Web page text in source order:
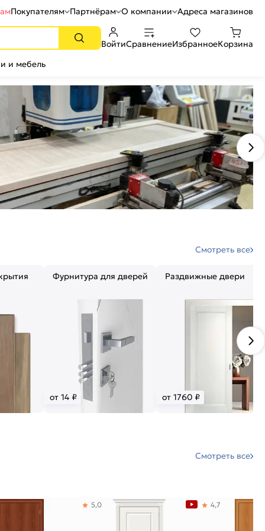
Покупателям Партнёрам О компании Адреса магазинов
ВойтиСравнениеИзбранноеКорзина
и мебель
Смотреть все
Фурнитура для дверей
от 14 ₽
Раздвижные двери
от 1760 ₽
Смотреть все
5,0 4,7